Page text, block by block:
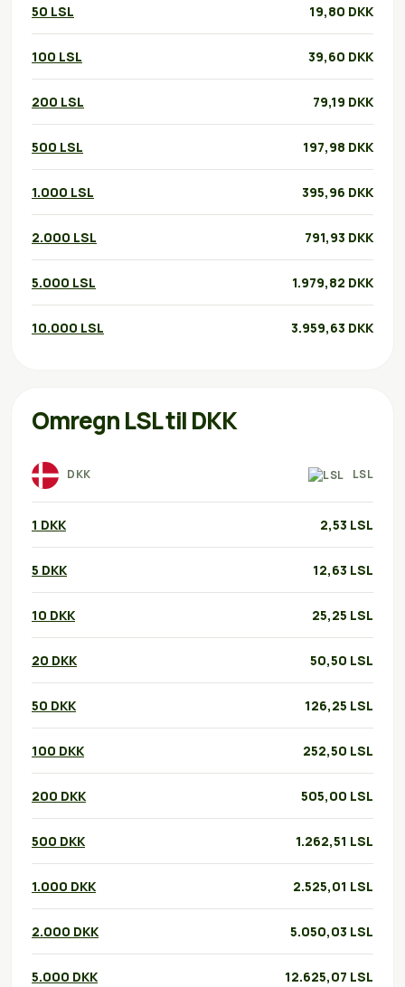
50 LSL 19,80 DKK
100 LSL 39,60 DKK
200 LSL 79,19 DKK
500 LSL 197,98 DKK
1.000 LSL 395,96 DKK
2.000 LSL 791,93 DKK
5.000 LSL 1.979,82 DKK
10.000 LSL 3.959,63 DKK
Omregn LSL til DKK
DKK LSL
1 DKK 2,53 LSL
5 DKK 12,63 LSL
10 DKK 25,25 LSL
20 DKK 50,50 LSL
50 DKK 126,25 LSL
100 DKK 252,50 LSL
200 DKK 505,00 LSL
500 DKK 1.262,51 LSL
1.000 DKK 2.525,01 LSL
2.000 DKK 5.050,03 LSL
5.000 DKK 12.625,07 LSL